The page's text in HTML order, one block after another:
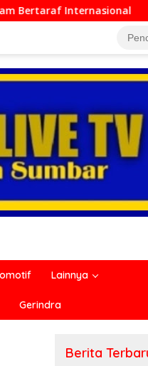
Ditreskrimum Polda
Lainnya
Gerindra
Berita